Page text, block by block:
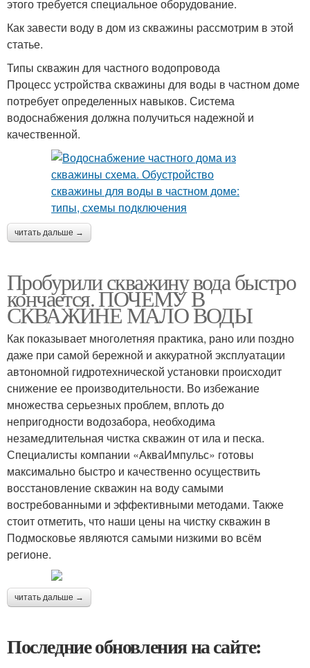
этого требуется специальное оборудование.
Как завести воду в дом из скважины рассмотрим в этой
статье.
Типы скважин для частного водопровода
Процесс устройства скважины для воды в частном доме
потребует определенных навыков. Система
водоснабжения должна получиться надежной и
качественной.
читать дальше →
Пробурили скважину вода быстро
кончается. ПОЧЕМУ В
СКВАЖИНЕ МАЛО ВОДЫ
Как показывает многолетняя практика, рано или поздно
даже при самой бережной и аккуратной эксплуатации
автономной гидротехнической установки происходит
снижение ее производительности. Во избежание
множества серьезных проблем, вплоть до
непригодности водозабора, необходима
незамедлительная чистка скважин от ила и песка.
Специалисты компании «АкваИмпульс» готовы
максимально быстро и качественно осуществить
восстановление скважин на воду самыми
востребованными и эффективными методами. Также
стоит отметить, что наши цены на чистку скважин в
Подмосковье являются самыми низкими во всём
регионе.
читать дальше →
Последние обновления на сайте: